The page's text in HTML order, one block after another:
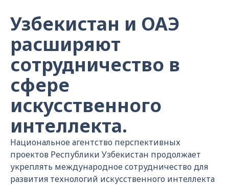
Узбекистан и ОАЭ
расширяют
сотрудничество в
сфере
искусственного
интеллекта.
Национальное агентство перспективных
проектов Республики Узбекистан продолжает
укреплять международное сотрудничество для
развития технологий искусственного интеллекта